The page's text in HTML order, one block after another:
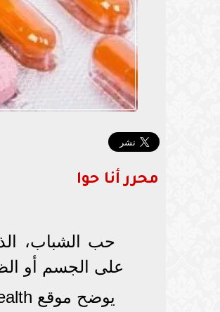
محرر أنا حوا
حب الشباب،
على الجسم أو